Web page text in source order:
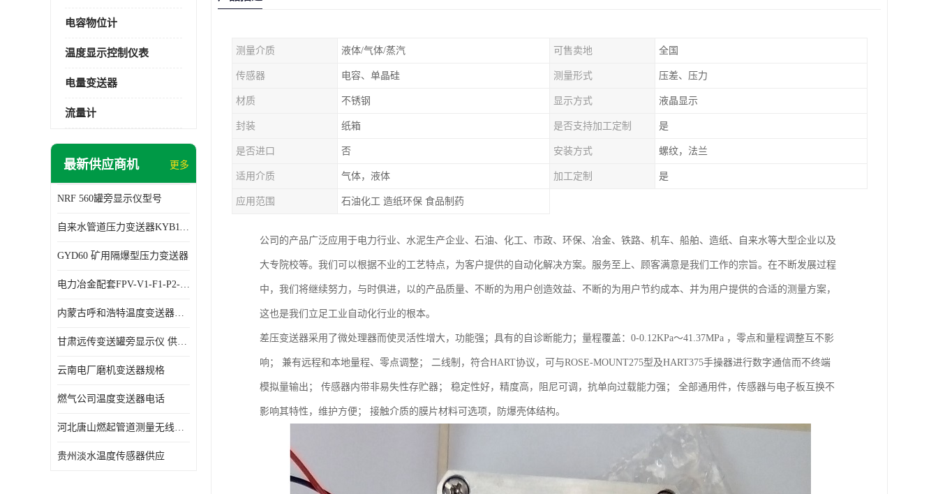
电容物位计
温度显示控制仪表
电量变送器
流量计
最新供应商机 更多
NRF 560罐旁显示仪型号
自来水管道压力变送器KYB11G03M2型号 使用方便
GYD60 矿用隔爆型压力变送器
电力冶金配套FPV-V1-F1-P2-03电压变送器
内蒙古呼和浩特温度变送器配套罐旁显示仪供应 性能稳定
甘肃远传变送罐旁显示仪 供应及时
云南电厂磨机变送器规格
燃气公司温度变送器电话
河北唐山燃起管道测量无线压力变送器型号 性能稳定
贵州淡水温度传感器供应
测量介质 液体/气体/蒸汽 可售卖地 全国
传感器 电容、单晶硅 测量形式 压差、压力
材质 不锈钢 显示方式 液晶显示
封装 纸箱 是否支持加工定制 是
是否进口 否 安装方式 螺纹，法兰
适用介质 气体，液体 加工定制 是
应用范围 石油化工 造纸环保 食品制药
公司的产品广泛应用于电力行业、水泥生产企业、石油、化工、市政、环保、冶金、铁路、机车、船舶、造纸、自来水等大型企业以及
大专院校等。我们可以根据不业的工艺特点，为客户提供的自动化解决方案。服务至上、顾客满意是我们工作的宗旨。在不断发展过程
中，我们将继续努力，与时俱进，以的产品质量、不断的为用户创造效益、不断的为用户节约成本、并为用户提供的合适的测量方案，
这也是我们立足工业自动化行业的根本。
差压变送器采用了微处理器而使灵活性增大，功能强；具有的自诊断能力；量程覆盖：0-0.12KPa～41.37MPa ，零点和量程调整互不影
响； 兼有远程和本地量程、零点调整； 二线制，符合HART协议，可与ROSE-MOUNT275型及HART375手操器进行数字通信而不终端
模拟量输出； 传感器内带非易失性存贮器； 稳定性好，精度高，阻尼可调，抗单向过载能力强； 全部通用件，传感器与电子板互换不
影响其特性，维护方便； 接触介质的膜片材料可选项，防爆壳体结构。